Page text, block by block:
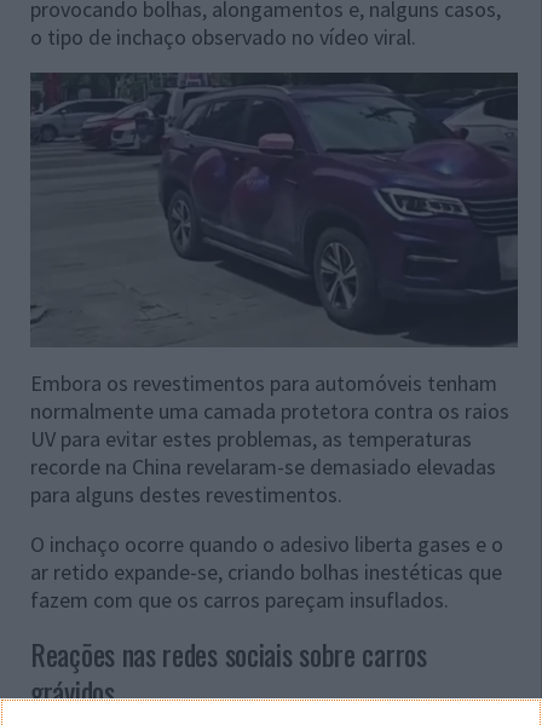
provocando bolhas, alongamentos e, nalguns casos,
o tipo de inchaço observado no vídeo viral.
Embora os revestimentos para automóveis tenham
normalmente uma camada protetora contra os raios
UV para evitar estes problemas, as temperaturas
recorde na China revelaram-se demasiado elevadas
para alguns destes revestimentos.
O inchaço ocorre quando o adesivo liberta gases e o
ar retido expande-se, criando bolhas inestéticas que
fazem com que os carros pareçam insuflados.
Reações nas redes sociais sobre carros
grávidos